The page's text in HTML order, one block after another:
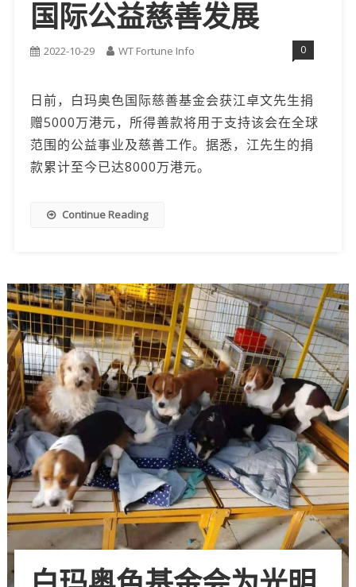
国际公益慈善发展
2022-10-29 WT Fortune Info 0
日前，白玛奥色国际慈善基金会获江卓文先生捐
赠5000万港元，所得善款将用于支持该会在全球
范围的公益事业及慈善工作。据悉，江先生的捐
款累计至今已达8000万港元。
Continue Reading